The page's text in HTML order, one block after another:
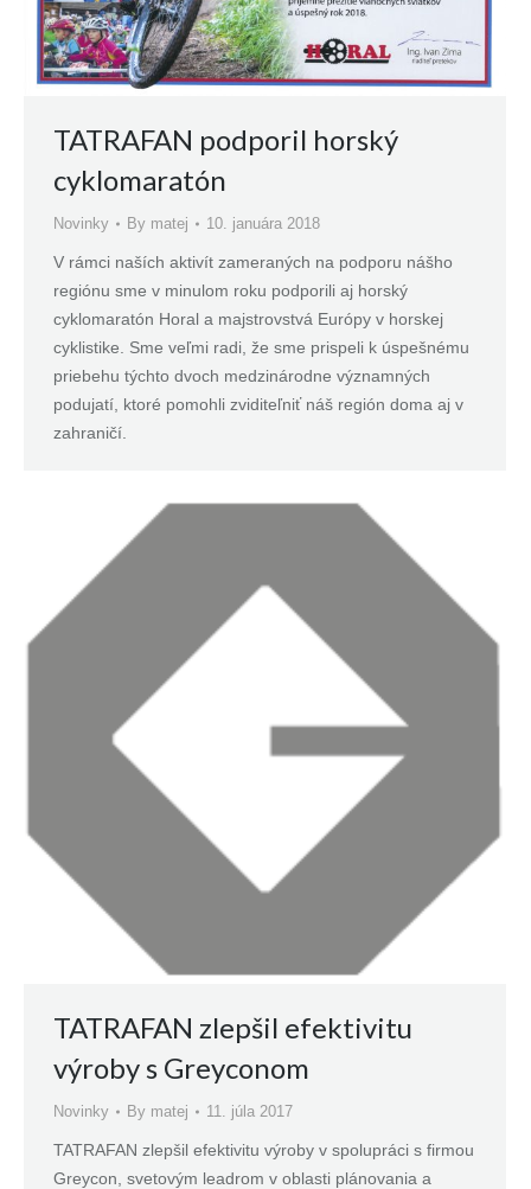
TATRAFAN podporil horský
cyklomaratón
Novinky By matej 10. januára 2018
V rámci naších aktivít zameraných na podporu nášho
regiónu sme v minulom roku podporili aj horský
cyklomaratón Horal a majstrovstvá Európy v horskej
cyklistike. Sme veľmi radi, že sme prispeli k úspešnému
priebehu týchto dvoch medzinárodne významných
podujatí, ktoré pomohli zviditeľniť náš región doma aj v
zahraničí.
TATRAFAN zlepšil efektivitu
výroby s Greyconom
Novinky By matej 11. júla 2017
TATRAFAN zlepšil efektivitu výroby v spolupráci s firmou
Greycon, svetovým leadrom v oblasti plánovania a